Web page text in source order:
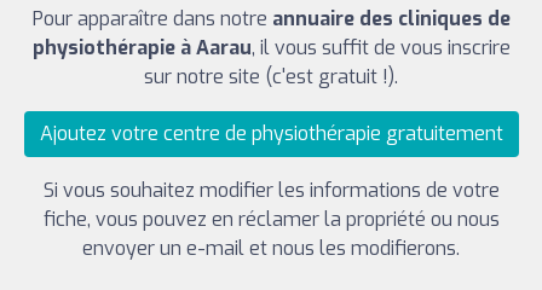
Pour apparaître dans notre annuaire des cliniques de
physiothérapie à Aarau, il vous suffit de vous inscrire
sur notre site (c'est gratuit !).
Ajoutez votre centre de physiothérapie gratuitement
Si vous souhaitez modifier les informations de votre
fiche, vous pouvez en réclamer la propriété ou nous
envoyer un e-mail et nous les modifierons.